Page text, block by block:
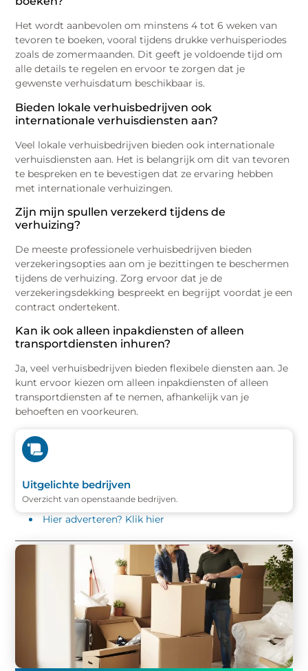
Het wordt aanbevolen om minstens 4 tot 6 weken van
tevoren te boeken, vooral tijdens drukke verhuisperiodes
zoals de zomermaanden. Dit geeft je voldoende tijd om
alle details te regelen en ervoor te zorgen dat je
gewenste verhuisdatum beschikbaar is.
Bieden lokale verhuisbedrijven ook
internationale verhuisdiensten aan?
Veel lokale verhuisbedrijven bieden ook internationale
verhuisdiensten aan. Het is belangrijk om dit van tevoren
te bespreken en te bevestigen dat ze ervaring hebben
met internationale verhuizingen.
Zijn mijn spullen verzekerd tijdens de
verhuizing?
De meeste professionele verhuisbedrijven bieden
verzekeringsopties aan om je bezittingen te beschermen
tijdens de verhuizing. Zorg ervoor dat je de
verzekeringsdekking bespreekt en begrijpt voordat je een
contract ondertekent.
Kan ik ook alleen inpakdiensten of alleen
transportdiensten inhuren?
Ja, veel verhuisbedrijven bieden flexibele diensten aan. Je
kunt ervoor kiezen om alleen inpakdiensten of alleen
transportdiensten af te nemen, afhankelijk van je
behoeften en voorkeuren.
Uitgelichte bedrijven
Overzicht van openstaande bedrijven.
Hier adverteren? Klik hier